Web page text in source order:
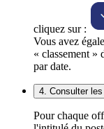
cliquez sur :
Vous avez
« classement »
par date.
4. Consulter
Pour chaque